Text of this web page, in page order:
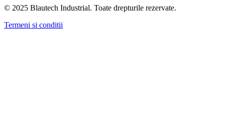
© 2025 Blautech Industrial. Toate drepturile rezervate.
Termeni si conditii